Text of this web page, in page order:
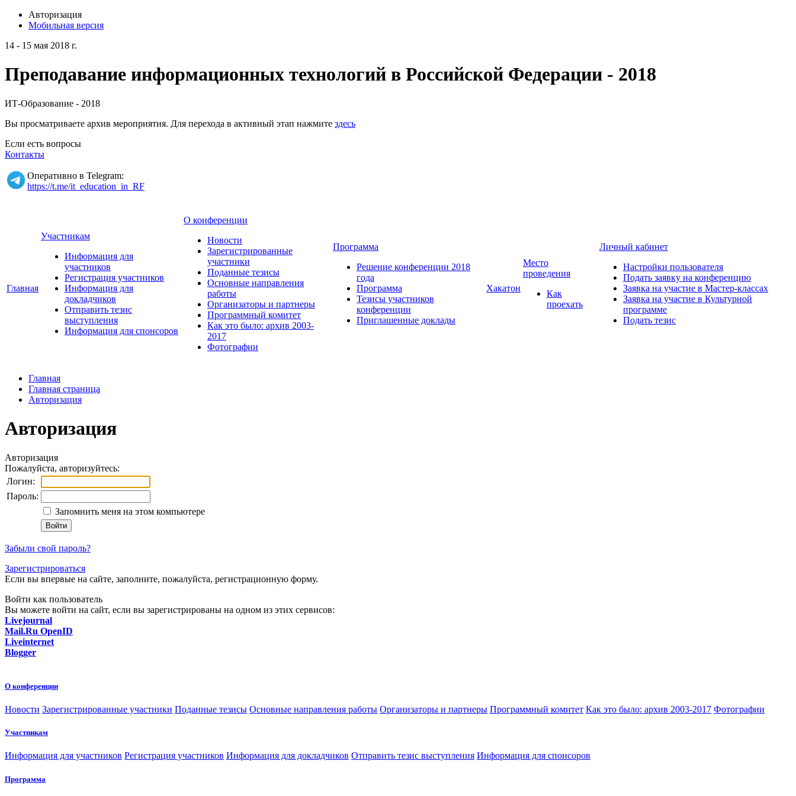
Авторизация
Мобильная версия
14 - 15 мая 2018 г.
Преподавание информационных технологий в Российской Федерации - 2018
ИТ-Образование - 2018
Вы просматриваете архив мероприятия. Для перехода в активный этап нажмите здесь
Если есть вопросы
Контакты
Оперативно в Telegram:
https://t.me/it_education_in_RF
Главная
Участникам
Информация для
участников
Регистрация участников
Информация для
докладчиков
Отправить тезис
выступления
Информация для спонсоров
О конференции
Новости
Зарегистрированные
участники
Поданные тезисы
Основные направления
работы
Организаторы и партнеры
Программный комитет
Как это было: архив 2003-
2017
Фотографии
Программа
Решение конференции 2018
года
Программа
Тезисы участников
конференции
Приглашенные доклады
Хакатон
Место
проведения
Как
проехать
Личный кабинет
Настройки пользователя
Подать заявку на конференцию
Заявка на участие в Мастер-классах
Заявка на участие в Культурной
программе
Подать тезис
Главная
Главная страница
Авторизация
Авторизация
Авторизация
Пожалуйста, авторизуйтесь:
Логин:
Пароль:
Запомнить меня на этом компьютере
Забыли свой пароль?
Зарегистрироваться
Если вы впервые на сайте, заполните, пожалуйста, регистрационную форму.
Войти как пользователь
Вы можете войти на сайт, если вы зарегистрированы на одном из этих сервисов:
Livejournal
Mail.Ru OpenID
Liveinternet
Blogger
О конференции
Новости Зарегистрированные участники Поданные тезисы Основные направления работы Организаторы и партнеры Программный комитет Как это было: архив 2003-2017 Фотографии
Участникам
Информация для участников Регистрация участников Информация для докладчиков Отправить тезис выступления Информация для спонсоров
Программа